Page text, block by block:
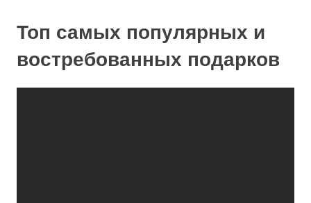
Топ самых популярных и
востребованных подарков